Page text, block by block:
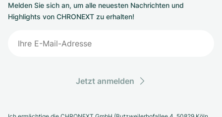
Melden Sie sich an, um alle neuesten Nachrichten und
Highlights von CHRONEXT zu erhalten!
Jetzt anmelden